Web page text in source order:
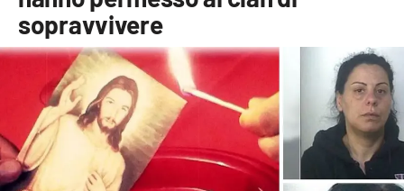
Politica
Attualità
Economia e lavoro
Italia Mondo
sopravvivere